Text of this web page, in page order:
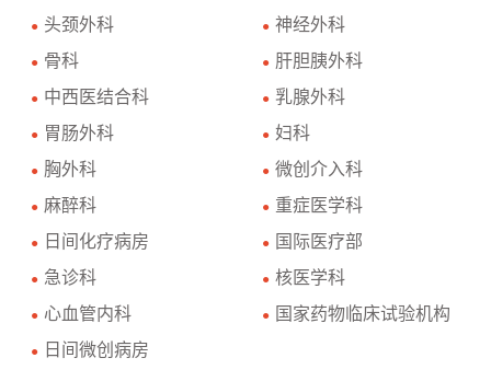
● 头颈外科 ● 神经外科
● 骨科 ● 肝胆胰外科
● 中西医结合科 ● 乳腺外科
● 胃肠外科 ● 妇科
● 胸外科 ● 微创介入科
● 麻醉科 ● 重症医学科
● 日间化疗病房 ● 国际医疗部
● 急诊科 ● 核医学科
● 心血管内科 ● 国家药物临床试验机构
● 日间微创病房